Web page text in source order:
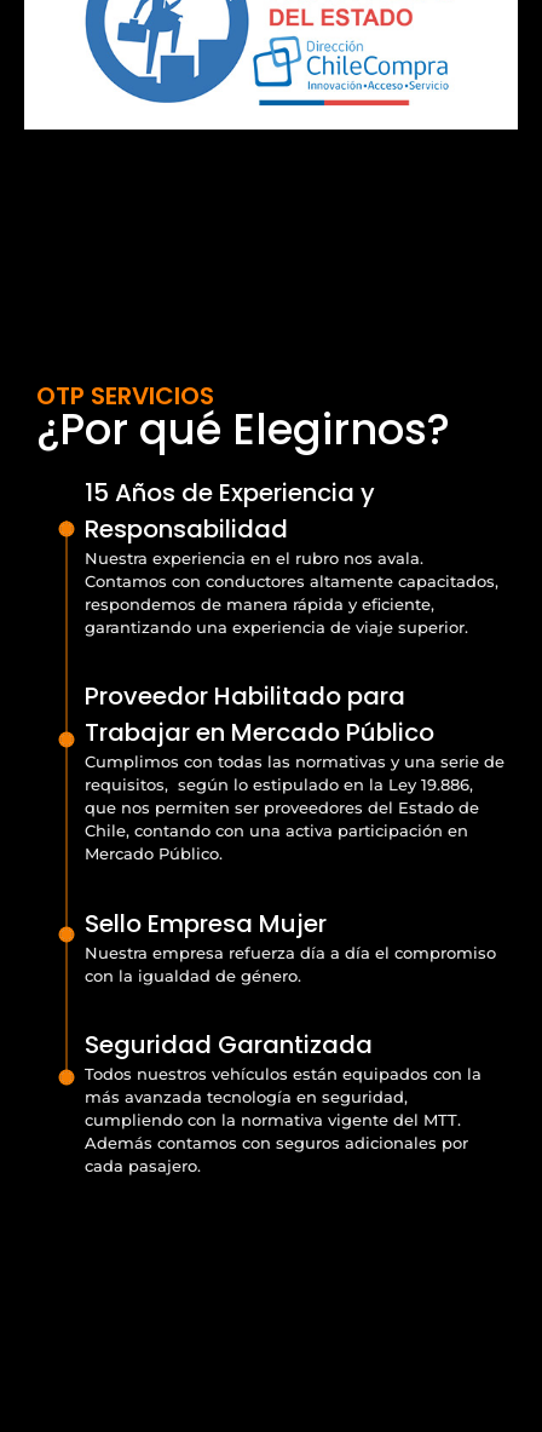
OTP SERVICIOS
¿Por qué Elegirnos?
15 Años de Experiencia y
Responsabilidad
Nuestra experiencia en el rubro nos avala.
Contamos con conductores altamente capacitados,
respondemos de manera rápida y eficiente,
garantizando una experiencia de viaje superior.
Proveedor Habilitado para
Trabajar en Mercado Público
Cumplimos con todas las normativas y una serie de
requisitos, según lo estipulado en la Ley 19.886,
que nos permiten ser proveedores del Estado de
Chile, contando con una activa participación en
Mercado Público.
Sello Empresa Mujer
Nuestra empresa refuerza día a día el compromiso
con la igualdad de género.
Seguridad Garantizada
Todos nuestros vehículos están equipados con la
más avanzada tecnología en seguridad,
cumpliendo con la normativa vigente del MTT.
Además contamos con seguros adicionales por
cada pasajero.